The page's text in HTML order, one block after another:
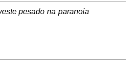
pesado na paranoia